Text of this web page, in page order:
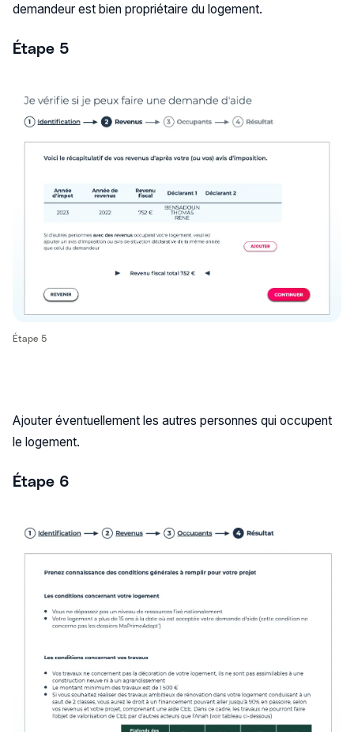
demandeur est bien propriétaire du logement.
Étape 5
Étape 5
Ajouter éventuellement les autres personnes qui occupent
le logement.
Étape 6